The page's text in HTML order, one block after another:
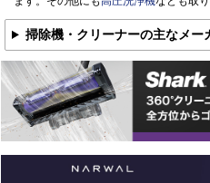
掃除機・クリーナーの主なメー